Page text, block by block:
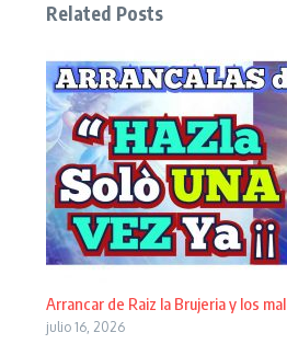
Related Posts
Arrancar de Raiz la Brujeria y los
julio 16, 2026